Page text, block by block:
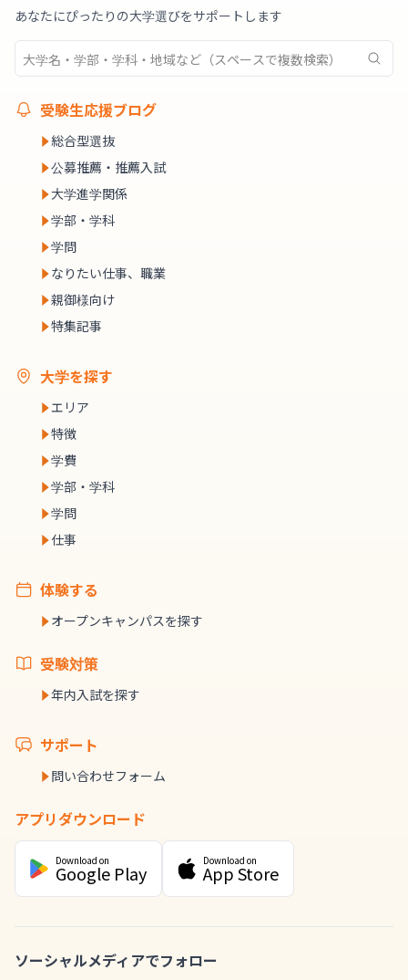
あなたにぴったりの大学選びをサポートします
受験生応援ブログ
総合型選抜
公募推薦・推薦入試
大学進学関係
学部・学科
学問
なりたい仕事、職業
親御様向け
特集記事
大学を探す
エリア
特徴
学費
学部・学科
学問
仕事
体験する
オープンキャンパスを探す
受験対策
年内入試を探す
サポート
問い合わせフォーム
アプリダウンロード
Download on
Google Play
Download on
App Store
ソーシャルメディアでフォロー